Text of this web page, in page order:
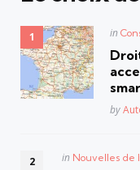
in
by
Posted
in Nouvelles de